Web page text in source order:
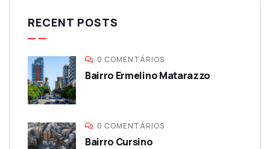
RECENT POSTS
0 COMENTÁRIOS
Bairro Ermelino Matarazzo
0 COMENTÁRIOS
Bairro Cursino